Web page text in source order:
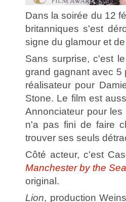
Dans la soirée du 12
britanniques s'est
signe du glamour et de
Sans surprise, c'est
grand gagnant avec 5
réalisateur pour
Stone. Le film est
Annonciateur pour
n'a pas fini de faire
trouver ses seuls
Côté acteur, c'est
Manchester by the Sea
original.
Lion, production